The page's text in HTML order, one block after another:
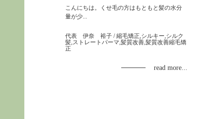
こんにちは。くせ毛の方はもともと髪の水分
量が少...
代表 伊奈 裕子 / 縮毛矯正,シルキー,シルク
髪,ストレートパーマ,髪質改善,髪質改善縮毛矯
正
read more...